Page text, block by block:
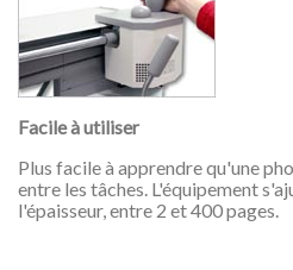
Facile à utiliser
Plus facile à apprendre qu'une
entre les tâches. L'équipement
l'épaisseur, entre 2 et 400 pages.